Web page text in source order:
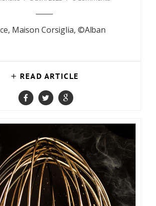
Maison Corsiglia, ©Alban
READ ARTICLE